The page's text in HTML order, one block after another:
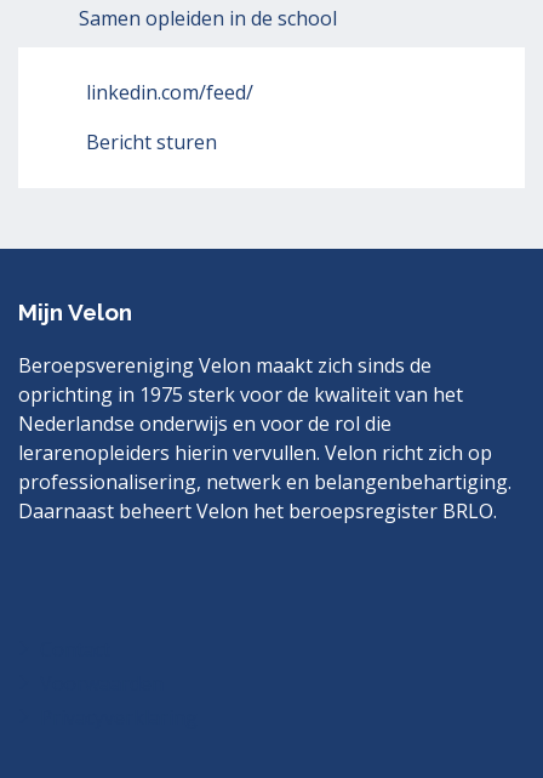
Samen opleiden in de school
linkedin.com/feed/
Bericht sturen
Mijn Velon
Beroepsvereniging Velon maakt zich sinds de
oprichting in 1975 sterk voor de kwaliteit van het
Nederlandse onderwijs en voor de rol die
lerarenopleiders hierin vervullen. Velon richt zich op
professionalisering, netwerk en belangenbehartiging.
Daarnaast beheert Velon het beroepsregister BRLO.